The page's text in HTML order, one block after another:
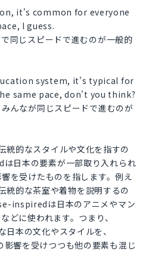
it's common for everyone
I guess.
同じスピードで進むのが一般的
system, it's typical for
same pace, don't you think?
んなが同じスピードで進むのが
的なスタイルや文化を指すの
日本の要素が一部取り入れられ
を受けたものを指します。例え
的な茶室や着物を説明するの
inspiredは日本のアニメやマン
どに使われます。つまり、
本の文化やスタイルを、
響を受けつつも他の要素も混じ